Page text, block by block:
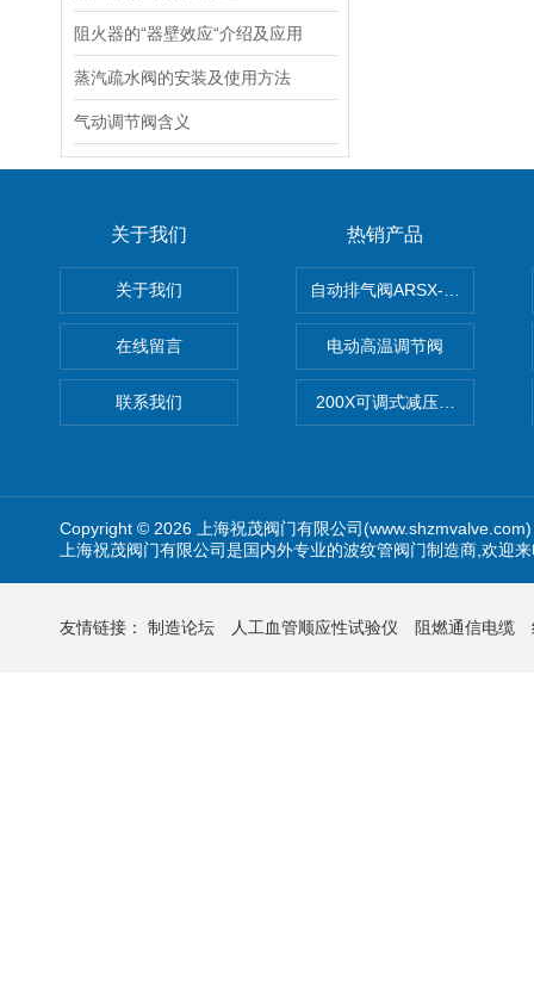
阻火器的“器壁效应“介绍及应用
蒸汽疏水阀的安装及使用方法
气动调节阀含义
关于我们
关于我们
在线留言
联系我们
热销产品
自动排气阀ARSX-0015/
电动高温调节阀
200X可调式减压阀（减压稳
Copyright © 2026 上海祝茂阀门有限公司
上海祝茂阀门有限公司是国内外专业的波纹管阀门制造商,欢迎
友情链接： 制造论坛 人工血管顺应性试验仪 阻燃通信电缆